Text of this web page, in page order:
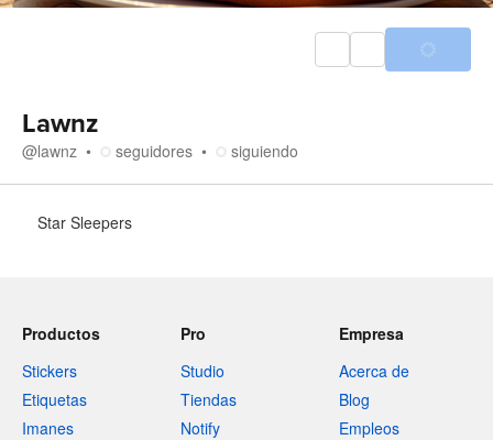
Lawnz
@lawnz seguidores siguiendo
Star Sleepers
Productos
Stickers
Etiquetas
Imanes
Pro
Studio
Tiendas
Notify
Empresa
Acerca de
Blog
Empleos